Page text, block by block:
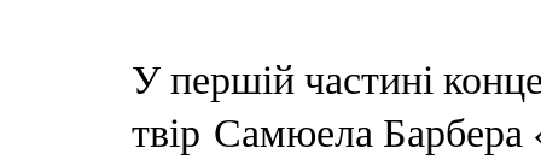
У першій частині
твір Самюела Барбера